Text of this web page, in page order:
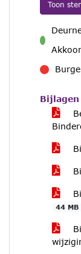
Toon
voor
Bijlagen
44 MB